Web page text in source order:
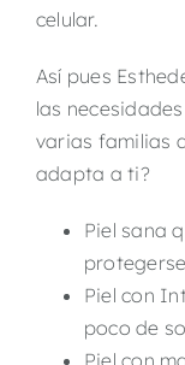
celular.
Así pues
las
varias familias
adapta a ti?
Piel sana
Piel con
poco de
Piel con